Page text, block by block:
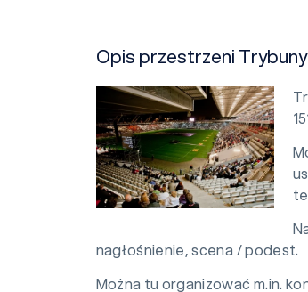
Opis przestrzeni
nagłośnienie, scena / podest.
Można tu organizować m.in.